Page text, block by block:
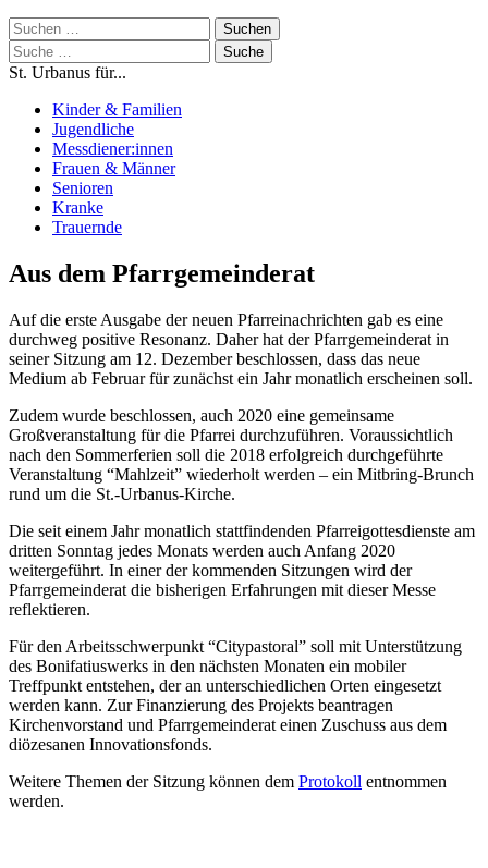
Suchen
nach:
Suche
nach:
St. Urbanus für...
Kinder & Familien
Jugendliche
Messdiener:innen
Frauen & Männer
Senioren
Kranke
Trauernde
Aus dem Pfarrgemeinderat
Auf die erste Ausgabe der neuen Pfarreinachrichten gab es eine
durchweg positive Resonanz. Daher hat der Pfarrgemeinderat in
seiner Sitzung am 12. Dezember beschlossen, dass das neue
Medium ab Februar für zunächst ein Jahr monatlich erscheinen soll.
Zudem wurde beschlossen, auch 2020 eine gemeinsame
Großveranstaltung für die Pfarrei durchzuführen. Voraussichtlich
nach den Sommerferien soll die 2018 erfolgreich durchgeführte
Veranstaltung “Mahlzeit” wiederholt werden – ein Mitbring-Brunch
rund um die St.-Urbanus-Kirche.
Die seit einem Jahr monatlich stattfindenden Pfarreigottesdienste am
dritten Sonntag jedes Monats werden auch Anfang 2020
weitergeführt. In einer der kommenden Sitzungen wird der
Pfarrgemeinderat die bisherigen Erfahrungen mit dieser Messe
reflektieren.
Für den Arbeitsschwerpunkt “Citypastoral” soll mit Unterstützung
des Bonifatiuswerks in den nächsten Monaten ein mobiler
Treffpunkt entstehen, der an unterschiedlichen Orten eingesetzt
werden kann. Zur Finanzierung des Projekts beantragen
Kirchenvorstand und Pfarrgemeinderat einen Zuschuss aus dem
diözesanen Innovationsfonds.
Weitere Themen der Sitzung können dem Protokoll entnommen
werden.